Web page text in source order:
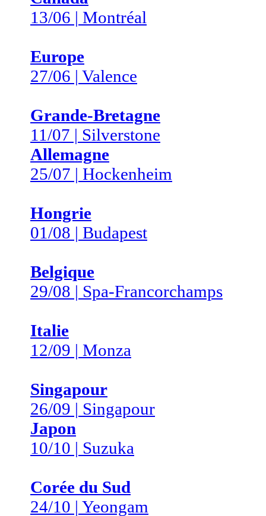
13/06 | Montréal
Europe
27/06 | Valence
Grande-Bretagne
11/07 | Silverstone
Allemagne
25/07 | Hockenheim
Hongrie
01/08 | Budapest
Belgique
29/08 | Spa-Francorchamps
Italie
12/09 | Monza
Singapour
26/09 | Singapour
Japon
10/10 | Suzuka
Corée du Sud
24/10 | Yeongam